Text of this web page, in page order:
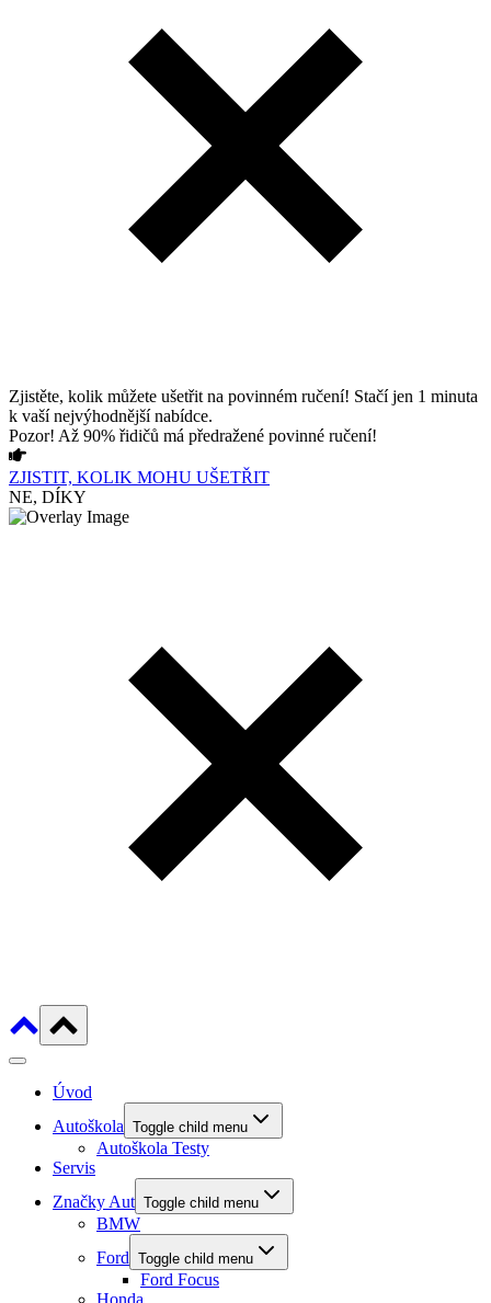
Zjistěte, kolik můžete ušetřit na povinném ručení! Stačí jen 1 minuta
k vaší nejvýhodnější nabídce.
Pozor! Až 90% řidičů má předražené povinné ručení!
ZJISTIT, KOLIK MOHU UŠETŘIT
NE, DÍKY
Úvod
Autoškola Toggle child menu
Autoškola Testy
Servis
Značky Aut Toggle child menu
BMW
Ford Toggle child menu
Ford Focus
Honda